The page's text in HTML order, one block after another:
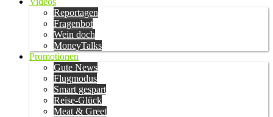
Reportagen
Fragenbot
Wein doch
MoneyTalks
Promotionen
Gute News
Flugmodus
Smart gespart
Reise-Glück
Meat & Greet